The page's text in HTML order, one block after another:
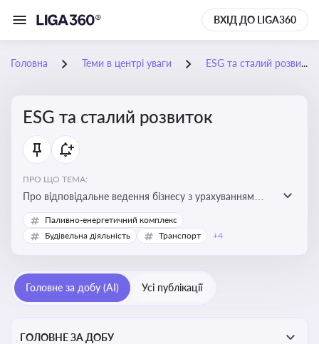
ВХІД ДО LIGA360
Головна Теми в центрі уваги ESG та сталий розвиток
ESG та сталий розвиток
ПРО ЩО ТЕМА:
Про відповідальне ведення бізнесу з урахуванням
екологічних, соціальних та управлінських факторів
для досягнення довгострокової сталості
Паливно-енергетичний комплекс
Будівельна діяльність
Транспорт +4
Головне за добу (AI) Усі публікації
ГОЛОВНЕ ЗА ДОБУ